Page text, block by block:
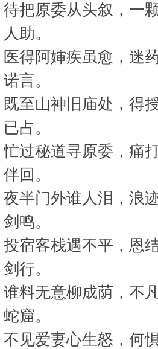
待把原委从头叙，一
人助。
医得阿婶疾虽愈，迷
诺言。
既至山神旧庙处，得
已占。
忙过秘道寻原委，痛
伴回。
夜半门外谁人泪，浪
剑鸣。
投宿客栈遇不平，恩
剑行。
谁料无意柳成荫，不
蛇窟。
不见爱妻心生怒，何